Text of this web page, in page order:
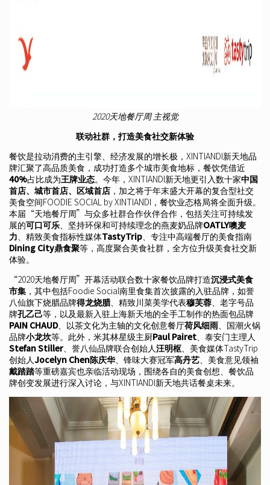
2020天地餐厅周 主视觉
联动社群，打造美食社交新体验
餐饮是拉动消费的主引擎、经济发展的增长极，XINTIANDI新天地品
牌汇聚了高品质美食，成功打造多个城市美食地标，餐饮凭借近
40%占比成为王牌业态。今年，XINTIANDI新天地更引入数十家中国
首店、城市首店、区域首店 ，加之将于年末盛大开幕的复合型社交
美食空间FOODIE SOCIAL by XINTIANDI，餐饮业态格局将全面升级。
本届“天地餐厅周”与众多社群合作伙伴合作，包括关注可持续发
展的可口可乐、坚持环保和可持续理念的燕麦奶品牌OATLY噢麦
力、精致美食指标性媒体TastyTrip、专注中高端餐厅的美食指南
Dining City鼎食聚等，高度聚合美食社群，全方位升级美食社交新
体验。
“2020天地餐厅周”开幕活动联合数十家餐饮品牌打造沉浸式美食
市集 ，其中包括Foodie Social南里食集首次披露的入驻品牌，如誉
八仙旗下烧腊品牌得龙烧腊、精致川菜美学代表穆芙蓉、老字号品
牌孔乙己等，以及最新入驻上海新天地的全手工制作的热面包品牌
PAIN CHAUD、以茶文化为主轴的文化创意餐厅荷风细雨、国潮火锅
品牌小龙坎等。此外，米其林星级主厨Paul Pairet、泰安门主理人
Stefan Stiller、誉八仙品牌联合创始人汪明枢、美食媒体TastyTrip
创始人Jocelyn Chen陈庆华、锋味大赛冠军高丹艺、美食意见领袖
戴踏踏等重磅嘉宾也亲临活动现场，围绕各自的美食创想、餐饮品
牌创变发展进行深入讨论，与XINTIANDI新天地共话餐桌未来。